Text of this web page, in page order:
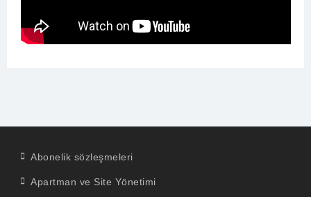
Abonelik sözleşmeleri
Apartman ve Site Yönetimi